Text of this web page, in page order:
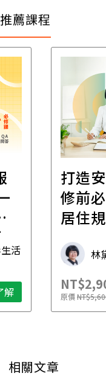
推薦課程
活
解
打造
修前
居住
林
原價
相關文章